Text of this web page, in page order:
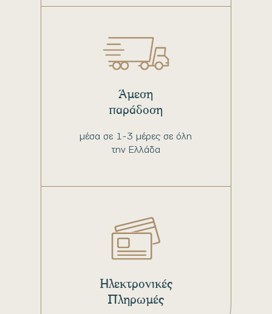
μέσα σε 1-3 μέρες σε όλη
την Ελλάδα
Άμεση
παράδοση
Ηλεκτρονικές
Πληρωμές